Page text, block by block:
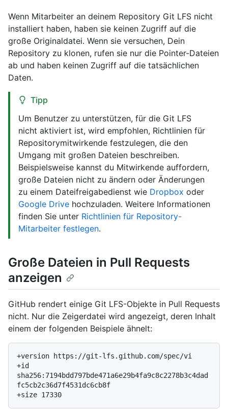
Wenn Mitarbeiter an deinem Repository Git LFS nicht
installiert haben, haben sie keinen Zugriff auf die
große Originaldatei. Wenn sie versuchen, Dein
Repository zu klonen, rufen sie nur die Pointer-Dateien
ab und haben keinen Zugriff auf die tatsächlichen
Daten.
Tipp
Um Benutzer zu unterstützen, für die Git LFS
nicht aktiviert ist, wird empfohlen, Richtlinien für
Repositorymitwirkende festzulegen, die den
Umgang mit großen Dateien beschreiben.
Beispielsweise kannst du Mitwirkende auffordern,
große Dateien nicht zu ändern oder Änderungen
zu einem Dateifreigabedienst wie Dropbox oder
Google Drive hochzuladen. Weitere Informationen
finden Sie unter Richtlinien für Repository-
Mitarbeiter festlegen.
Große Dateien in Pull Requests
anzeigen
GitHub rendert einige Git LFS-Objekte in Pull Requests
nicht. Nur die Zeigerdatei wird angezeigt, deren Inhalt
einem der folgenden Beispiele ähnelt:
+version https://git-lfs.github.com/spec/vi
+id
sha256:7194bdd797bde471a6e29b4fa9c8c2278b3c4dad
fc5cb2c36d7f4531dc6cb8f